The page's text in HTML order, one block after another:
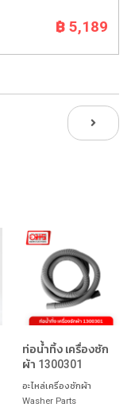
฿ 5,189
ท่อน้ำทิ้ง เครื่องซัก
ผ้า 1300301
อะไหล่เครื่องซักผ้า
Washer Parts